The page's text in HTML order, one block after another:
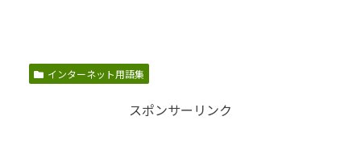
インターネット用語集
スポンサーリンク